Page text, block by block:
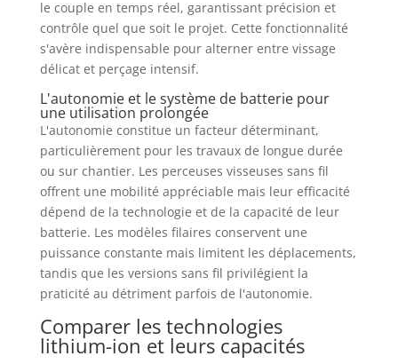
le couple en temps réel, garantissant précision et
contrôle quel que soit le projet. Cette fonctionnalité
s'avère indispensable pour alterner entre vissage
délicat et perçage intensif.
L'autonomie et le système de batterie pour
une utilisation prolongée
L'autonomie constitue un facteur déterminant,
particulièrement pour les travaux de longue durée
ou sur chantier. Les perceuses visseuses sans fil
offrent une mobilité appréciable mais leur efficacité
dépend de la technologie et de la capacité de leur
batterie. Les modèles filaires conservent une
puissance constante mais limitent les déplacements,
tandis que les versions sans fil privilégient la
praticité au détriment parfois de l'autonomie.
Comparer les technologies
lithium-ion et leurs capacités